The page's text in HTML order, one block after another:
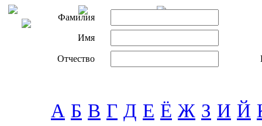
Фамилия
Имя
Отчество
А Б В Г Д Е Ё Ж З И Й